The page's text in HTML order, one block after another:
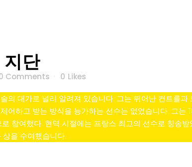
단
Comments 0 Likes
대가로 널리 알려져 있습니다. 그는 뛰어난 컨트롤과
하고 받는 방식을 능가하는 선수는 없었습니다. 그는
참여했다. 현역 시절에는 프랑스 최고의 선수로 칭송
을 수여했습니다.